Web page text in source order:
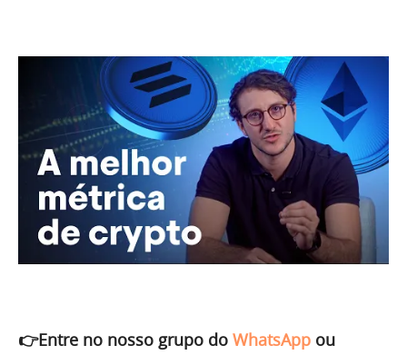
👉Entre no nosso grupo do WhatsApp ou